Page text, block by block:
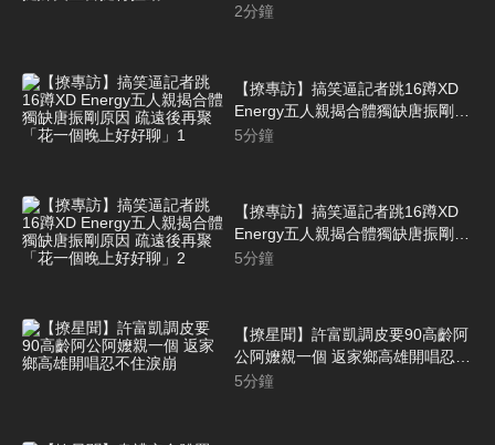
扭動
2分鐘
【撩專訪】搞笑逼記者跳16蹲XD
Energy五人親揭合體獨缺唐振剛原
因 疏遠後再聚「花一個晚上好好
5分鐘
【撩專訪】搞笑逼記者跳16蹲XD
Energy五人親揭合體獨缺唐振剛原
因 疏遠後再聚「花一個晚上好好
5分鐘
【撩星聞】許富凱調皮要90高齡阿
公阿嬤親一個 返家鄉高雄開唱忍不
住淚崩
5分鐘